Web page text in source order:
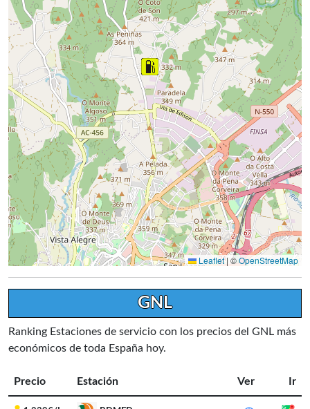
Leaflet | ©OpenStreetMap
GNL
Ranking Estaciones de servicio con los precios del GNL más
económicos de toda España hoy.
Precio Estación Ver Ir